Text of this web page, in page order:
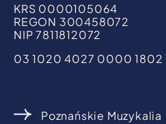
KRS 0000105064
REGON 300458072
NIP 7811812072
03 1020 4027 0000 1802
Poznańskie Muzykalia